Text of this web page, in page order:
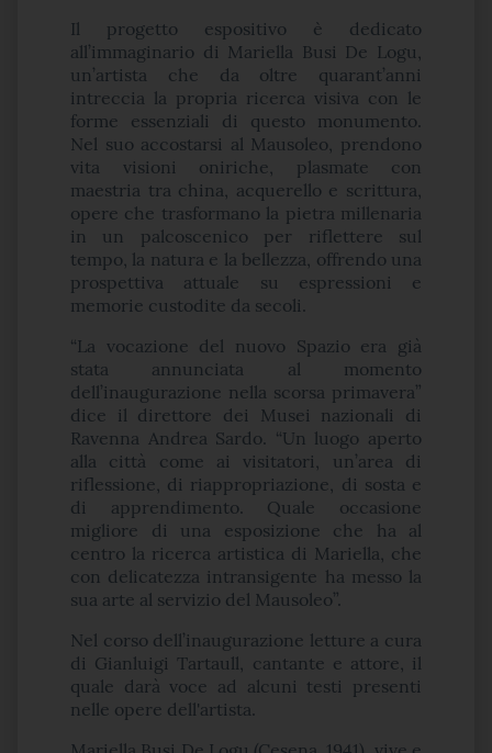
Il progetto espositivo è dedicato
all’immaginario di Mariella Busi De Logu,
un’artista che da oltre quarant’anni
intreccia la propria ricerca visiva con le
forme essenziali di questo monumento.
Nel suo accostarsi al Mausoleo, prendono
vita visioni oniriche, plasmate con
maestria tra china, acquerello e scrittura,
opere che trasformano la pietra millenaria
in un palcoscenico per riflettere sul
tempo, la natura e la bellezza, offrendo una
prospettiva attuale su espressioni e
memorie custodite da secoli.
“La vocazione del nuovo Spazio era già
stata annunciata al momento
dell’inaugurazione nella scorsa primavera”
dice il direttore dei Musei nazionali di
Ravenna Andrea Sardo. “Un luogo aperto
alla città come ai visitatori, un’area di
riflessione, di riappropriazione, di sosta e
di apprendimento. Quale occasione
migliore di una esposizione che ha al
centro la ricerca artistica di Mariella, che
con delicatezza intransigente ha messo la
sua arte al servizio del Mausoleo”.
Nel corso dell’inaugurazione letture a cura
di Gianluigi Tartaull, cantante e attore, il
quale darà voce ad alcuni testi presenti
nelle opere dell'artista.